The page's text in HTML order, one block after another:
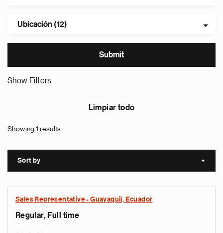
Ubicación (12)
Show Filters
Limpiar todo
Showing 1 results
Sort by Sort
Sales Representative - Guayaquil, Ecuador
Regular, Full time